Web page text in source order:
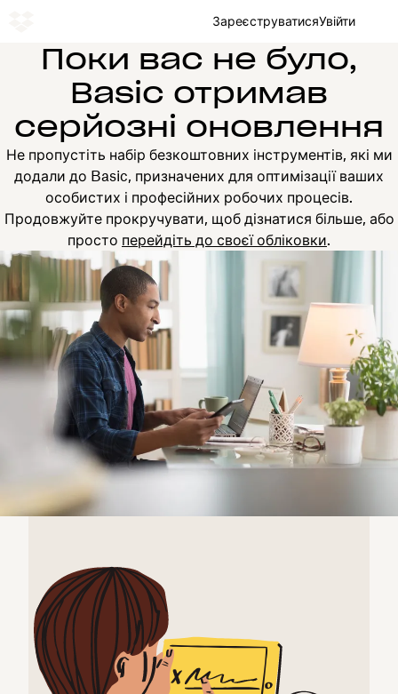
ЗареєструватисяУвійти
Поки вас не було,
Basic отримав
серйозні оновлення
Не пропустіть набір безкоштовних інструментів, які ми
додали до Basic, призначених для оптимізації ваших
особистих і професійних робочих процесів.
Продовжуйте прокручувати, щоб дізнатися більше, або
просто перейдіть до своєї обліковки.